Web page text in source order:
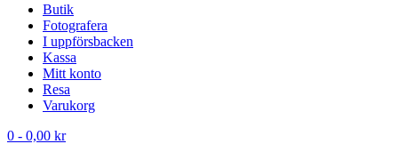
Butik
Fotografera
I uppförsbacken
Kassa
Mitt konto
Resa
Varukorg
0 - 0,00 kr